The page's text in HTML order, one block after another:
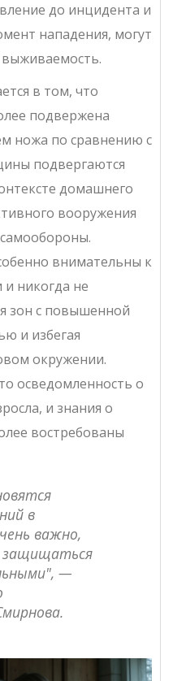
до инцидента и
нападения, могут
в том, что
подвержена
ножа по сравнению с
подвергаются
домашнего
вооружения
внимательны к
и никогда не
зон с повышенной
и избегая
окружении.
осведомленность о
и знания о
востребованы
в
важно,
защищаться
—